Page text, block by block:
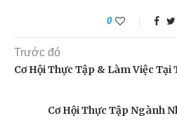
0
Trước đó
Cơ Hội Thực Tập & Làm Việc
Cơ Hội Thực Tập Ngành